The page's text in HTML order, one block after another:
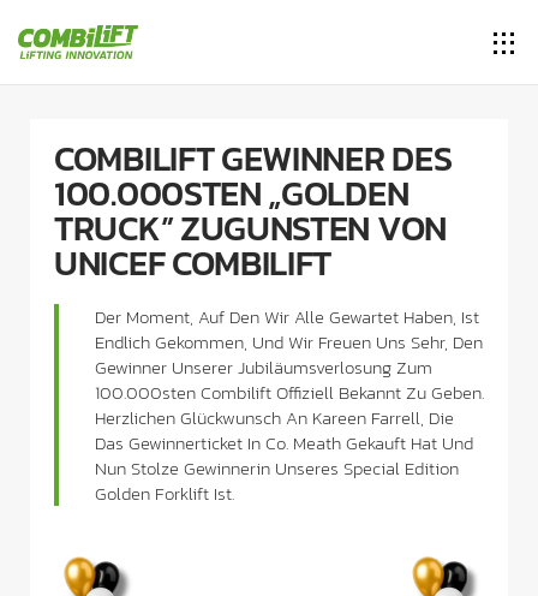
COMBILIFT GEWINNER DES
100.000STEN „GOLDEN
TRUCK” ZUGUNSTEN VON
UNICEF COMBILIFT
Der Moment, Auf Den Wir Alle Gewartet Haben, Ist
Endlich Gekommen, Und Wir Freuen Uns Sehr, Den
Gewinner Unserer Jubiläumsverlosung Zum
100.000sten Combilift Offiziell Bekannt Zu Geben.
Herzlichen Glückwunsch An Kareen Farrell, Die
Das Gewinnerticket In Co. Meath Gekauft Hat Und
Nun Stolze Gewinnerin Unseres Special Edition
Golden Forklift Ist.